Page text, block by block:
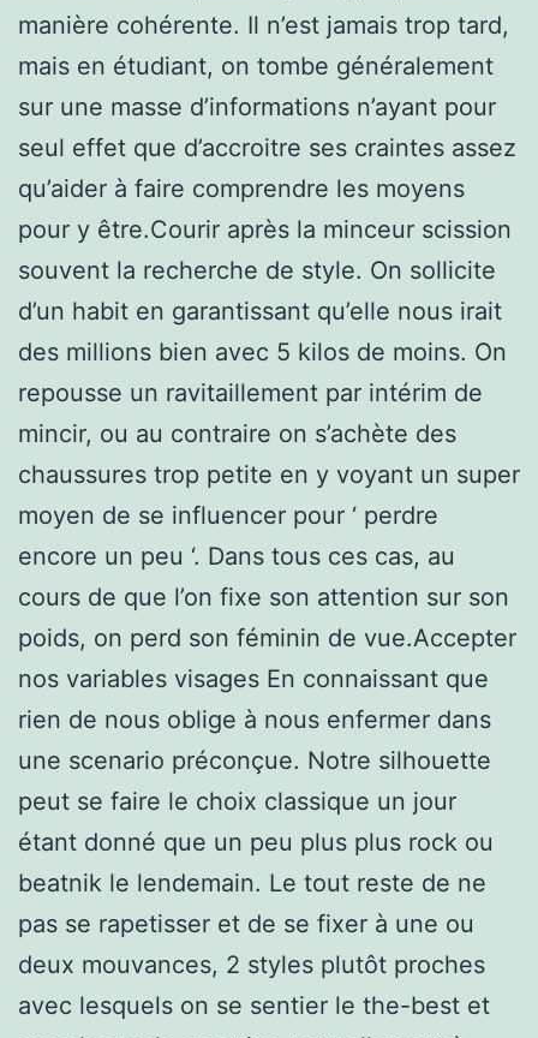
manière cohérente. Il n’est jamais trop tard,
mais en étudiant, on tombe généralement
sur une masse d’informations n’ayant pour
seul effet que d’accroitre ses craintes assez
qu’aider à faire comprendre les moyens
pour y être.Courir après la minceur scission
souvent la recherche de style. On sollicite
d’un habit en garantissant qu’elle nous irait
des millions bien avec 5 kilos de moins. On
repousse un ravitaillement par intérim de
mincir, ou au contraire on s’achète des
chaussures trop petite en y voyant un super
moyen de se influencer pour ‘ perdre
encore un peu ‘. Dans tous ces cas, au
cours de que l’on fixe son attention sur son
poids, on perd son féminin de vue.Accepter
nos variables visages En connaissant que
rien de nous oblige à nous enfermer dans
une scenario préconçue. Notre silhouette
peut se faire le choix classique un jour
étant donné que un peu plus plus rock ou
beatnik le lendemain. Le tout reste de ne
pas se rapetisser et de se fixer à une ou
deux mouvances, 2 styles plutôt proches
avec lesquels on se sentier le the-best et